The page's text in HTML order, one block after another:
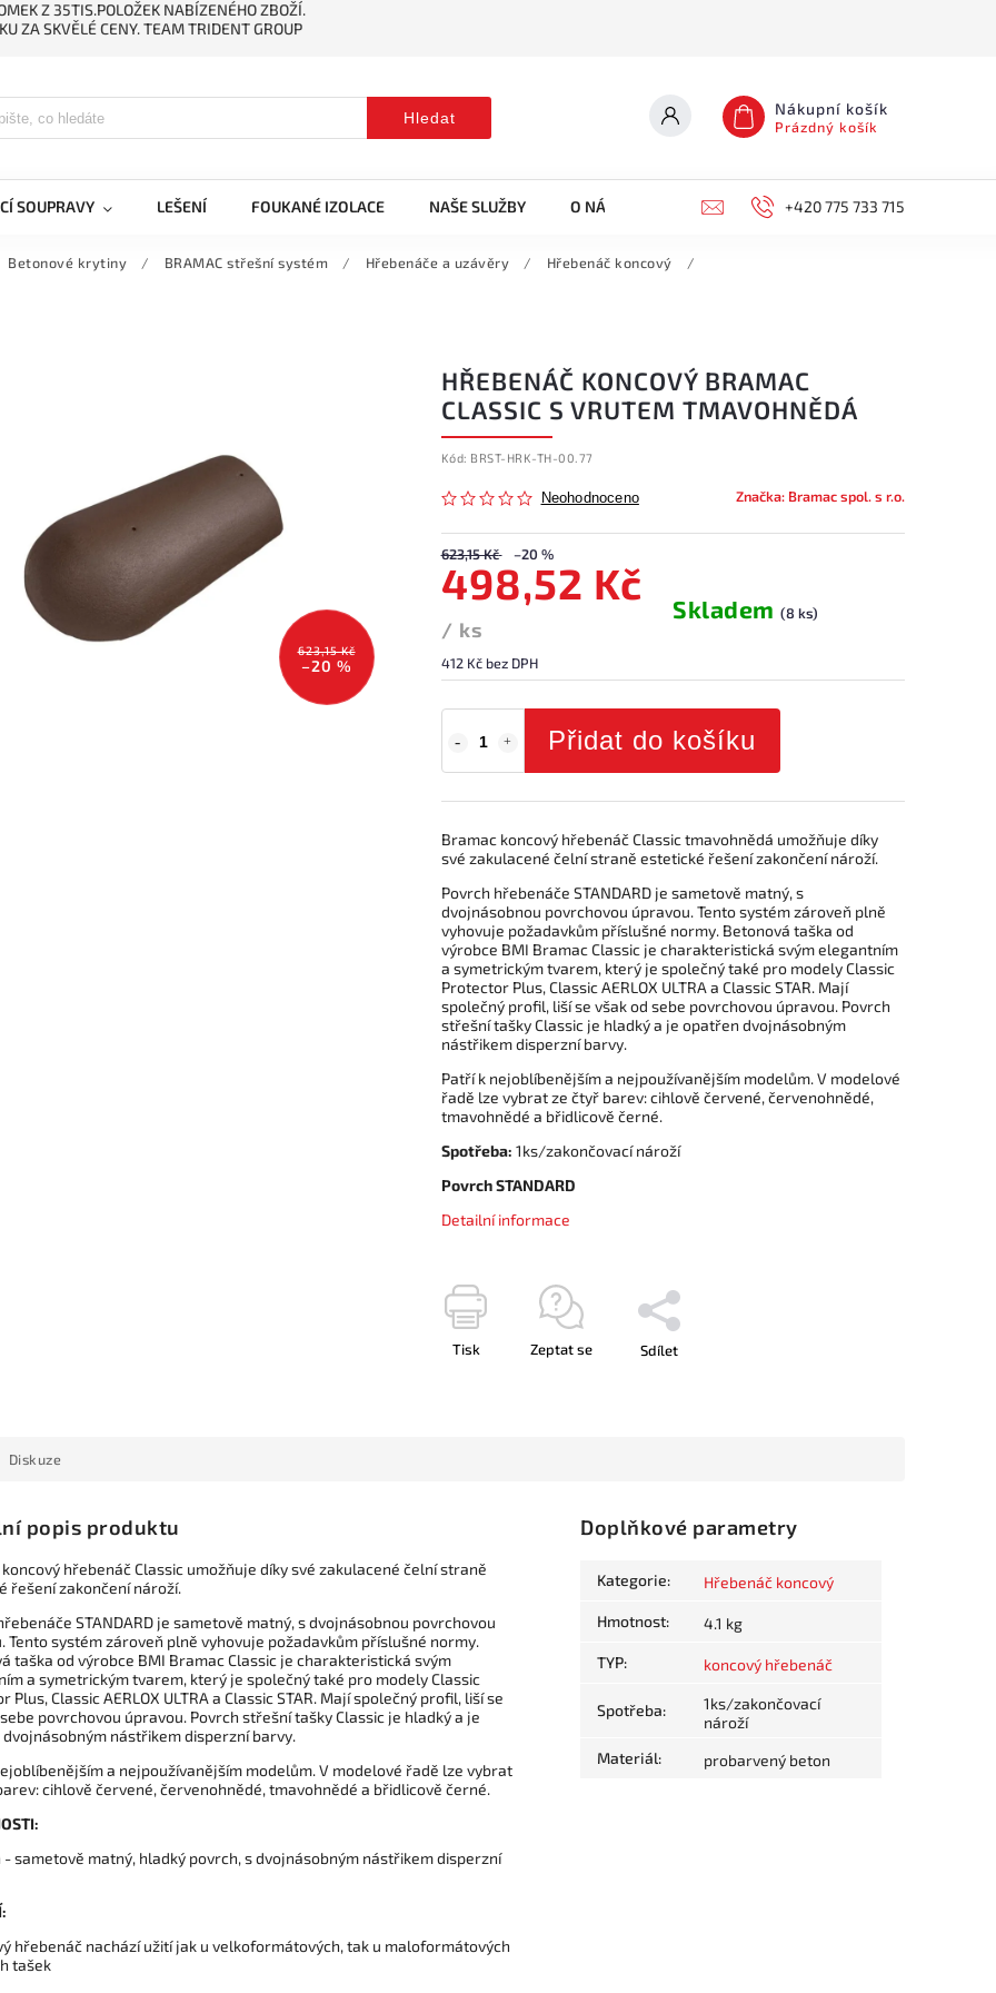
Z 35TIS.POLOŽEK NABÍZENÉHO ZBOŽÍ.
ZA SKVĚLÉ CENY. TEAM TRIDENT GROUP
Hledat Nákupní košík
Prázdný košík
SOUPRAVY LEŠENÍ FOUKANÉ IZOLACE NAŠE SLUŽBY O NÁS KONTAKTY +420 775 733 715
Betonové krytiny / BRAMAC střešní systém / Hřebenáče a uzávěry / Hřebenáč koncový /
623,15 Kč
–20 %
HŘEBENÁČ KONCOVÝ BRAMAC
CLASSIC S VRUTEM TMAVOHNĚDÁ
Kód: BRST-HRK-TH-00.77
Neohodnoceno Značka: Bramac spol. s r.o.
623,15 Kč –20 %
498,52 Kč
/ ks
412 Kč bez DPH
Skladem(8 ks)
Přidat do košíku
Bramac koncový hřebenáč Classic tmavohnědá umožňuje díky
své zakulacené čelní straně estetické řešení zakončení nároží.
Povrch hřebenáče STANDARD je sametově matný, s
dvojnásobnou povrchovou úpravou. Tento systém zároveň plně
vyhovuje požadavkům příslušné normy. Betonová taška od
výrobce BMI Bramac Classic je charakteristická svým elegantním
a symetrickým tvarem, který je společný také pro modely Classic
Protector Plus, Classic AERLOX ULTRA a Classic STAR. Mají
společný profil, liší se však od sebe povrchovou úpravou. Povrch
střešní tašky Classic je hladký a je opatřen dvojnásobným
nástřikem disperzní barvy.
Patří k nejoblíbenějším a nejpoužívanějším modelům. V modelové
řadě lze vybrat ze čtyř barev: cihlově červené, červenohnědé,
tmavohnědé a břidlicově černé.
Spotřeba: 1ks/zakončovací nároží
Povrch STANDARD
Detailní informace
Tisk Zeptat se Sdílet
Diskuze
popis produktu
hřebenáč Classic umožňuje díky své zakulacené čelní straně
řešení zakončení nároží.
STANDARD je sametově matný, s dvojnásobnou povrchovou
Tento systém zároveň plně vyhovuje požadavkům příslušné normy.
taška od výrobce BMI Bramac Classic je charakteristická svým
a symetrickým tvarem, který je společný také pro modely Classic
Plus, Classic AERLOX ULTRA a Classic STAR. Mají společný profil, liší se
povrchovou úpravou. Povrch střešní tašky Classic je hladký a je
nástřikem disperzní barvy.
a nejpoužívanějším modelům. V modelové řadě lze vybrat
cihlově červené, červenohnědé, tmavohnědé a břidlicově černé.
- sametově matný, hladký povrch, s dvojnásobným nástřikem disperzní
hřebenáč nachází užití jak u velkoformátových, tak u maloformátových
tašek
Doplňkové parametry
Kategorie: Hřebenáč koncový
Hmotnost: 4.1 kg
TYP: koncový hřebenáč
Spotřeba:
1ks/zakončovací
nároží
Materiál: probarvený beton